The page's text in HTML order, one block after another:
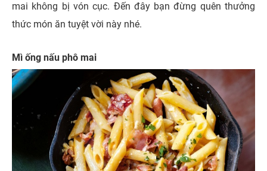
mai không bị vón cục. Đến đây bạn đừng quên thưởng
thức món ăn tuyệt vời này nhé.
Mì ống nấu phô mai